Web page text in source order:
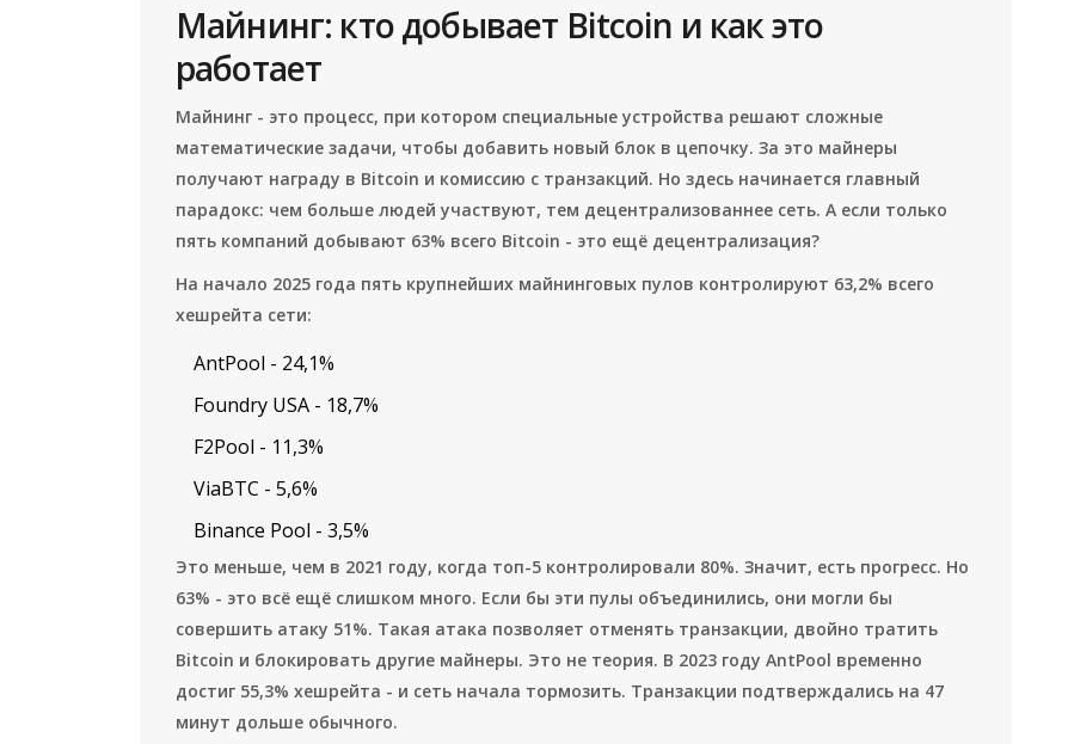
Майнинг: кто добывает Bitcoin и как это
работает
Майнинг - это процесс, при котором специальные устройства решают сложные
математические задачи, чтобы добавить новый блок в цепочку. За это майнеры
получают награду в Bitcoin и комиссию с транзакций. Но здесь начинается главный
парадокс: чем больше людей участвуют, тем децентрализованнее сеть. А если только
пять компаний добывают 63% всего Bitcoin - это ещё децентрализация?
На начало 2025 года пять крупнейших майнинговых пулов контролируют 63,2% всего
хешрейта сети:
AntPool - 24,1%
Foundry USA - 18,7%
F2Pool - 11,3%
ViaBTC - 5,6%
Binance Pool - 3,5%
Это меньше, чем в 2021 году, когда топ-5 контролировали 80%. Значит, есть прогресс. Но
63% - это всё ещё слишком много. Если бы эти пулы объединились, они могли бы
совершить атаку 51%. Такая атака позволяет отменять транзакции, двойно тратить
Bitcoin и блокировать другие майнеры. Это не теория. В 2023 году AntPool временно
достиг 55,3% хешрейта - и сеть начала тормозить. Транзакции подтверждались на 47
минут дольше обычного.